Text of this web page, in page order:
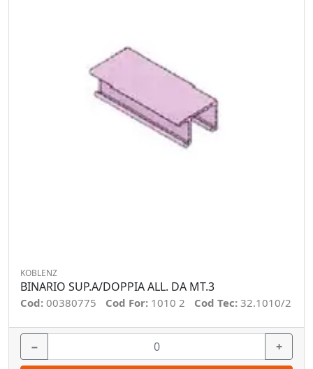
KOBLENZ
BINARIO SUP.A/DOPPIA ALL. DA MT.3
Cod: 00380775 Cod For: 1010 2 Cod Tec: 32.1010/2
− +